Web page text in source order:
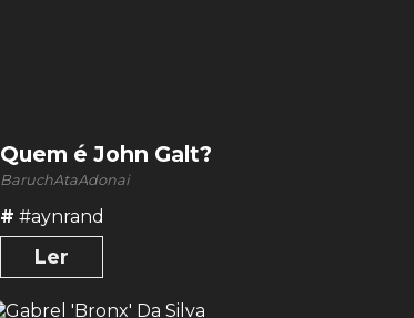
Quem é John Galt?
BaruchAtaAdonai
# #aynrand
Ler